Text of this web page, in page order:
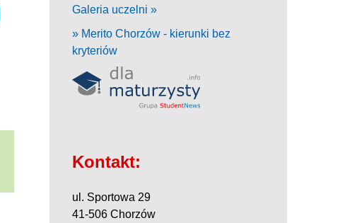
Galeria uczelni »
» Merito Chorzów - kierunki bez
kryteriów
Kontakt:
ul. Sportowa 29
41-506 Chorzów